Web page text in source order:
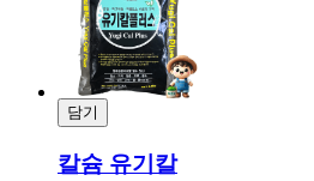
결제
담기
칼슘 유기칼